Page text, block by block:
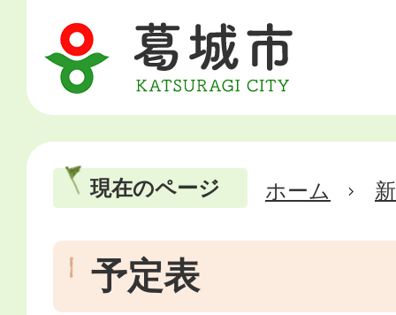
現在のページ ホーム
予定表